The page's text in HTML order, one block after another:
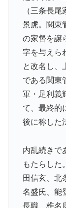
（三条長
景虎。関東
の家督を譲
字を与えら
と改名し、
である関東
軍・足利義
て、最終的
後に称した
内乱続きで
もたらした
田信玄、北
名盛氏、能
長職、椎名